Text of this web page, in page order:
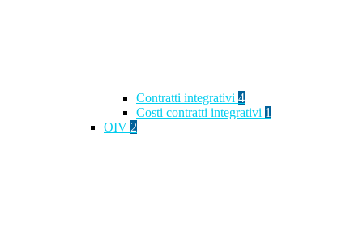
Contratti integrativi 4
Costi contratti integrativi 1
OIV 2